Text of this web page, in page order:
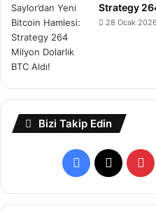
Strategy
28 Ocak 2026
Bizi Takip Edin
Facebook
X